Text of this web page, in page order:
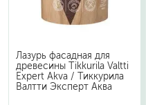
Лазурь фасадная для
древесины Tikkurila Valtti
Expert Akva / Тиккурила
Валтти Эксперт Аква